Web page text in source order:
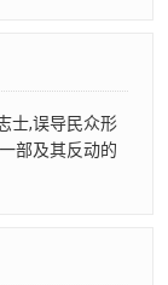
士,误导民众形
部及其反动的